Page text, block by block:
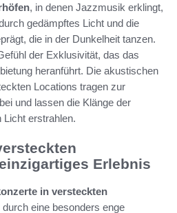
, in denen Jazzmusik erklingt,
gedämpftes Licht und die
die in der Dunkelheit tanzen.
der Exklusivität, das das
heranführt. Die akustischen
Locations tragen zur
und lassen die Klänge der
erstrahlen.
Erlebnis
in versteckten
eine besonders enge